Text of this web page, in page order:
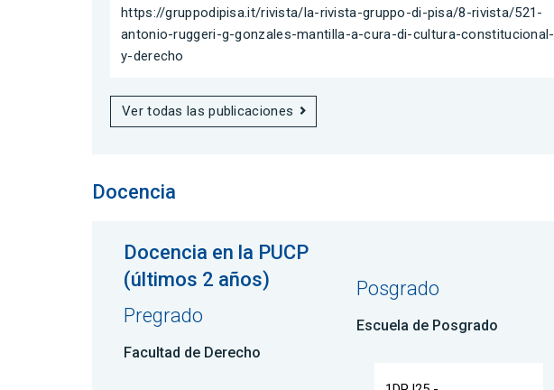
https://gruppodipisa.it/rivista/la-rivista-gruppo-di-pisa/8-rivista/521-
antonio-ruggeri-g-gonzales-mantilla-a-cura-di-cultura-constitucional-
y-derecho
Ver todas las publicaciones
Docencia
Docencia en la PUCP
(últimos 2 años)
Pregrado
Facultad de Derecho
Posgrado
Escuela de Posgrado